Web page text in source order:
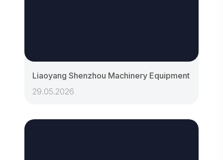
Liaoyang Shenzhou Machinery Equipment
29.05.2026